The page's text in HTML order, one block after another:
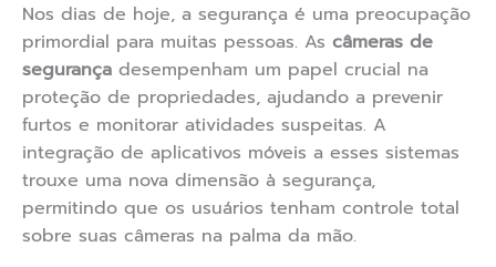
Nos dias de hoje, a segurança é uma preocupação
primordial para muitas pessoas. As câmeras de
segurança desempenham um papel crucial na
proteção de propriedades, ajudando a prevenir
furtos e monitorar atividades suspeitas. A
integração de aplicativos móveis a esses sistemas
trouxe uma nova dimensão à segurança,
permitindo que os usuários tenham controle total
sobre suas câmeras na palma da mão.